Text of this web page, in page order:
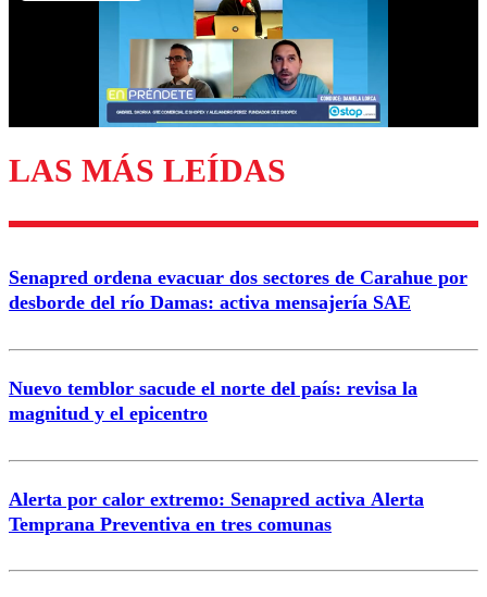
Enviar comentario
LAS MÁS LEÍDAS
Senapred ordena evacuar dos sectores de Carahue por
desborde del río Damas: activa mensajería SAE
Nuevo temblor sacude el norte del país: revisa la
magnitud y el epicentro
Alerta por calor extremo: Senapred activa Alerta
Temprana Preventiva en tres comunas